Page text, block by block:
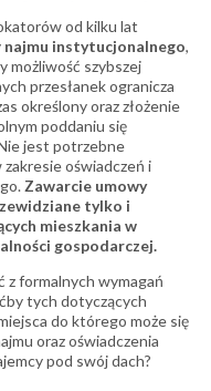
od kilku lat
najmu instytucjonalnego,
możliwość szybszej
przesłanek ogranicza
określony oraz złożenie
poddaniu się
jest potrzebne
oświadczeń i
Zawarcie umowy
tylko i
mieszkania w
gospodarczej.
z formalnych wymagań
tych dotyczących
do którego może się
oraz oświadczenia
pod swój dach?